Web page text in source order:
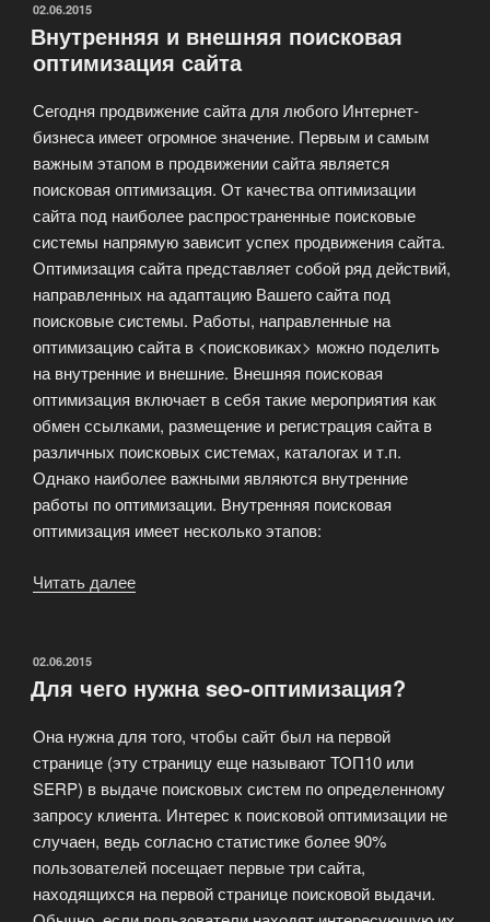
наполнение»
ОПУБЛИКОВАНО
02.06.2015
Внутренняя и внешняя поисковая
оптимизация сайта
Сегодня продвижение сайта для любого Интернет-
бизнеса имеет огромное значение. Первым и самым
важным этапом в продвижении сайта является
поисковая оптимизация. От качества оптимизации
сайта под наиболее распространенные поисковые
системы напрямую зависит успех продвижения сайта.
Оптимизация сайта представляет собой ряд действий,
направленных на адаптацию Вашего сайта под
поисковые системы. Работы, направленные на
оптимизацию сайта в <поисковиках> можно поделить
на внутренние и внешние. Внешняя поисковая
оптимизация включает в себя такие мероприятия как
обмен ссылками, размещение и регистрация сайта в
различных поисковых системах, каталогах и т.п.
Однако наиболее важными являются внутренние
работы по оптимизации. Внутренняя поисковая
оптимизация имеет несколько этапов:
Читать далее
оптимизация
ОПУБЛИКОВАНО
02.06.2015
Для чего нужна seo-оптимизация?
Она нужна для того, чтобы сайт был на первой
странице (эту страницу еще называют ТОП10 или
SERP) в выдаче поисковых систем по определенному
запросу клиента. Интерес к поисковой оптимизации не
случаен, ведь согласно статистике более 90%
пользователей посещает первые три сайта,
находящихся на первой странице поисковой выдачи.